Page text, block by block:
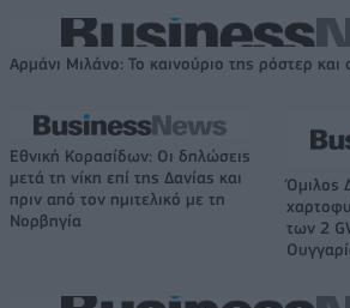
Αρμάνι Μιλάνο: Το καινούριο της ρόστερ
Εθνική Κορασίδων: Οι δηλώσεις
μετά τη νίκη επί της Δανίας και
πριν από τον ημιτελικό με τη
Νορβηγία
Όμιλος
των 2